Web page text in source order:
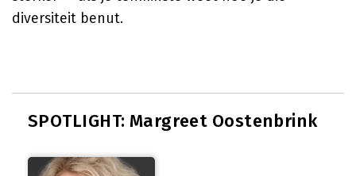
diversiteit benut.
SPOTLIGHT: Margreet Oostenbrink